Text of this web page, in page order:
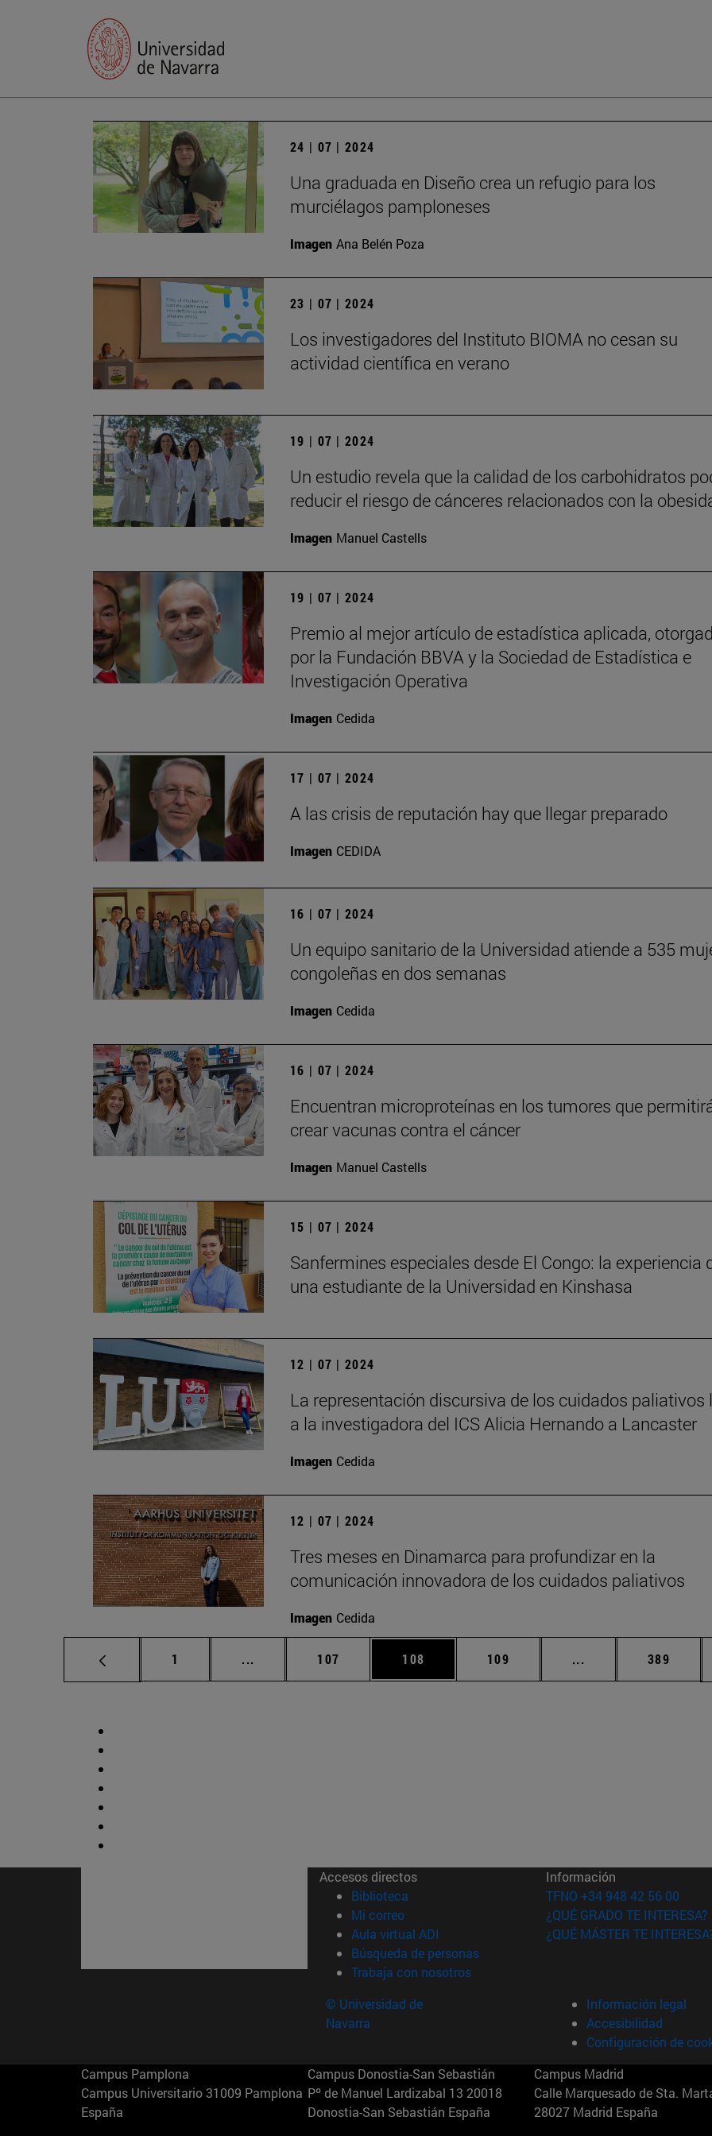
24 | 07 | 2024
Una graduada en Diseño crea un refugio para los
murciélagos pamploneses
Imagen Ana Belén Poza
23 | 07 | 2024
Los investigadores del Instituto BIOMA no cesan su
actividad científica en verano
19 | 07 | 2024
Un estudio revela que la calidad de los carbohidratos
reducir el riesgo de cánceres relacionados con la
Imagen Manuel Castells
19 | 07 | 2024
Premio al mejor artículo de estadística aplicada,
por la Fundación BBVA y la Sociedad de Estadística e
Investigación Operativa
Imagen Cedida
17 | 07 | 2024
A las crisis de reputación hay que llegar preparado
Imagen CEDIDA
16 | 07 | 2024
Un equipo sanitario de la Universidad atiende a 535
congoleñas en dos semanas
Imagen Cedida
16 | 07 | 2024
Encuentran microproteínas en los tumores que
crear vacunas contra el cáncer
Imagen Manuel Castells
15 | 07 | 2024
Sanfermines especiales desde El Congo: la experiencia
una estudiante de la Universidad en Kinshasa
12 | 07 | 2024
La representación discursiva de los cuidados paliativos
a la investigadora del ICS Alicia Hernando a Lancaster
Imagen Cedida
12 | 07 | 2024
Tres meses en Dinamarca para profundizar en la
comunicación innovadora de los cuidados paliativos
Imagen Cedida
Página
1 ... Páginas intermedias Use TAB para desplazarse.
Página
107 Página
108 Página
109 ... Páginas Página
389
Accesos directos
Biblioteca (abre en nueva ventana)
Mi correo(abre en nueva ventana)
Aula virtual ADI (abre en nueva ventana)
Búsqueda de personas(abre en nueva ventana)
Trabaja con nosotros(abre en nueva ventana)
Información
TFNO +34 948 42 56 00
¿QUÉ GRADO TE INTERESA?
¿QUÉ MÁSTER TE
© Universidad de
Navarra
Información legal
Accesibilidad
Configuración de
Campus Pamplona
Campus Universitario 31009 Pamplona
España
Campus Donostia-San Sebastián
Pº de Manuel Lardizabal 13 20018
Donostia-San Sebastián España
Campus Madrid
Calle Marquesado de Sta.
28027 Madrid España